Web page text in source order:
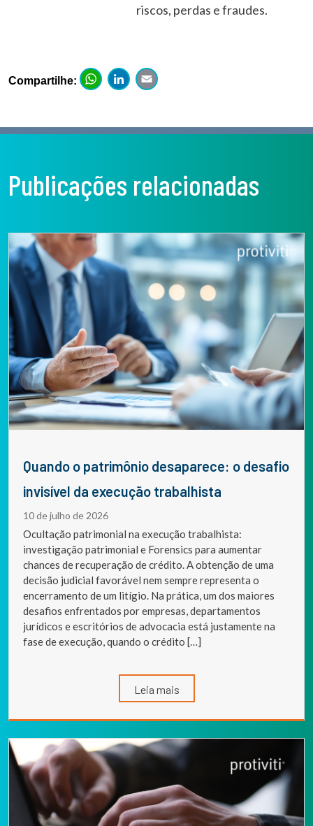
riscos, perdas e fraudes.
Compartilhe: WhatsApp
LinkedIn
Publicações relacionadas
Quando o patrimônio desaparece: o desafio
invisível da execução trabalhista
10 de julho de 2026
Ocultação patrimonial na execução trabalhista:
investigação patrimonial e Forensics para aumentar
chances de recuperação de crédito. A obtenção de uma
decisão judicial favorável nem sempre representa o
encerramento de um litígio. Na prática, um dos maiores
desafios enfrentados por empresas, departamentos
jurídicos e escritórios de advocacia está justamente na
fase de execução, quando o crédito […]
Leia mais